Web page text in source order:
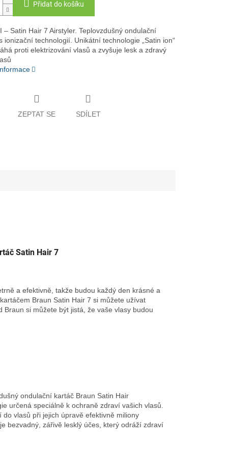
Přidat do košíku
– Satin Hair 7 Airstyler. Teplovzdušný ondulační
ionizační technologií. Unikátní technologie „Satin ion“
proti elektrizování vlasů a zvyšuje lesk a zdravý
ZEPTAT SE SDÍLET
Satin Hair 7
a efektivně, takže budou každý den krásné a
Braun Satin Hair 7 si můžete užívat
si můžete být jistá, že vaše vlasy budou
ondulační kartáč Braun Satin Hair
určená speciálně k ochraně zdraví vašich vlasů.
vlasů při jejich úpravě efektivně miliony
bezvadný, zářivě lesklý účes, který odráží zdraví